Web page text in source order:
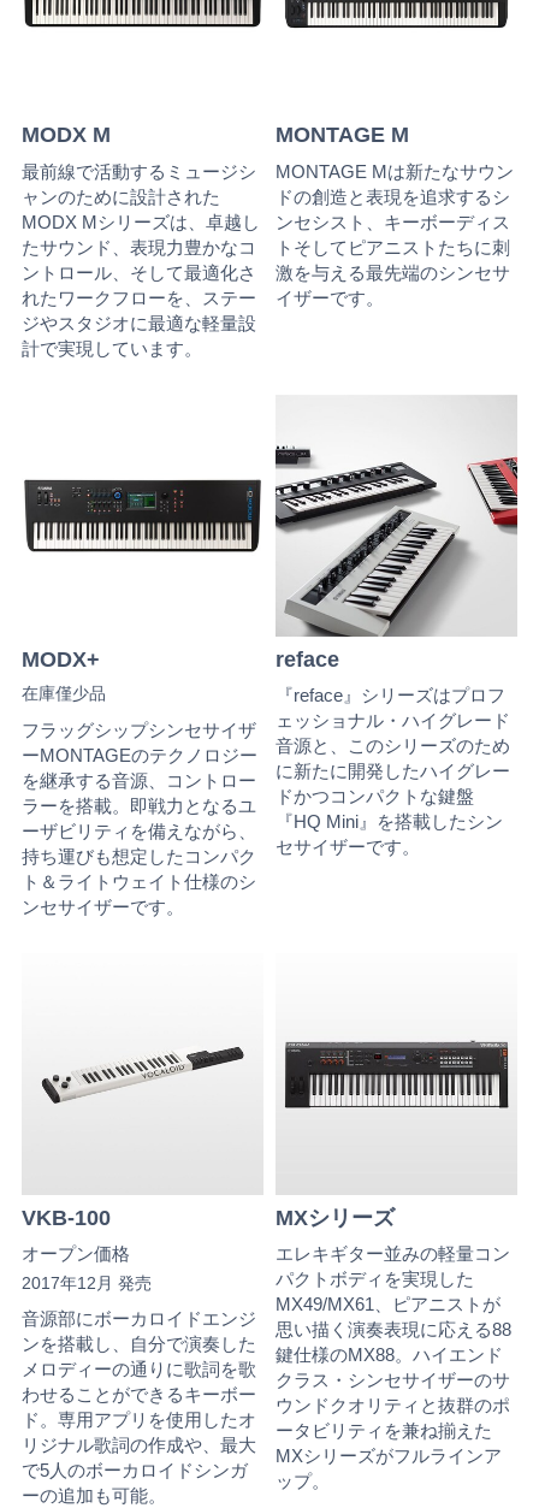
MODX M
最前線で活動するミュージシ
ャンのために設計された
MODX Mシリーズは、卓越し
たサウンド、表現力豊かなコ
ントロール、そして最適化さ
れたワークフローを、ステー
ジやスタジオに最適な軽量設
計で実現しています。
MONTAGE M
MONTAGE Mは新たなサウン
ドの創造と表現を追求するシ
ンセシスト、キーボーディス
トそしてピアニストたちに刺
激を与える最先端のシンセサ
イザーです。
MODX+
在庫僅少品
フラッグシップシンセサイザ
ーMONTAGEのテクノロジー
を継承する音源、コントロー
ラーを搭載。即戦力となるユ
ーザビリティを備えながら、
持ち運びも想定したコンパク
ト＆ライトウェイト仕様のシ
ンセサイザーです。
reface
『reface』シリーズはプロフ
ェッショナル・ハイグレード
音源と、このシリーズのため
に新たに開発したハイグレー
ドかつコンパクトな鍵盤
『HQ Mini』を搭載したシン
セサイザーです。
VKB-100
オープン価格
2017年12月 発売
音源部にボーカロイドエンジ
ンを搭載し、自分で演奏した
メロディーの通りに歌詞を歌
わせることができるキーボー
ド。専用アプリを使用したオ
リジナル歌詞の作成や、最大
で5人のボーカロイドシンガ
ーの追加も可能。
MXシリーズ
エレキギター並みの軽量コン
パクトボディを実現した
MX49/MX61、ピアニストが
思い描く演奏表現に応える88
鍵仕様のMX88。ハイエンド
クラス・シンセサイザーのサ
ウンドクオリティと抜群のポ
ータビリティを兼ね揃えた
MXシリーズがフルラインア
ップ。